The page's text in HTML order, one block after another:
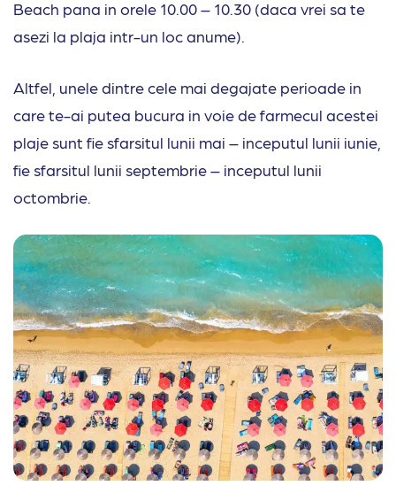
Beach pana in orele 10.00 – 10.30 (daca vrei sa te
asezi la plaja intr-un loc anume).
Altfel, unele dintre cele mai degajate perioade in
care te-ai putea bucura in voie de farmecul acestei
plaje sunt fie sfarsitul lunii mai – inceputul lunii iunie,
fie sfarsitul lunii septembrie – inceputul lunii
octombrie.